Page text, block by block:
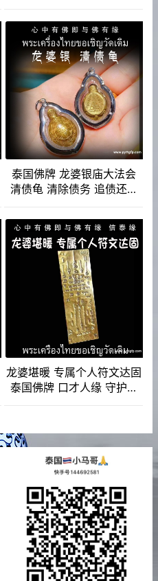
泰国佛牌 龙婆银庙大法会
清债龟 清除债务 追债还债
寿命增长
龙婆堪暖 专属个人符文达固
泰国佛牌 口才人缘 守护保
康